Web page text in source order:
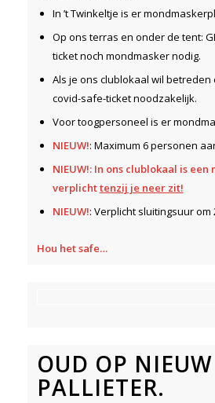
In ’t Twinkeltje is er
Op ons terras en onder de tent:
ticket noch mondmasker nodig.
Als je ons clublokaal wil betreden
covid-safe-ticket noodzakelijk.
Voor toogpersoneel is er
NIEUW!: Maximum 6 personen
NIEUW!: In ons clublokaal is een
verplichttenzij je neer zit!
NIEUW!: Verplicht sluitingsuur om
Hou het safe…
OUD OP NIEUW
PALLIETER.